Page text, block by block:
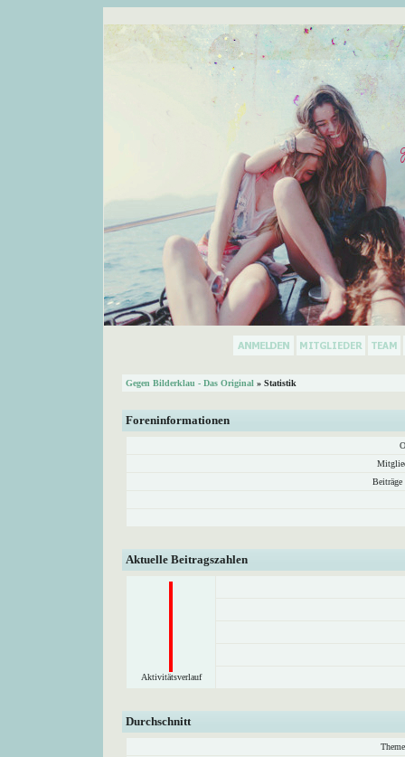
Gegen Bilderklau - Das Original » Statistik
Foreninformationen
Beiträge
Aktuelle Beitragszahlen
Aktivitätsverlauf
Durchschnitt